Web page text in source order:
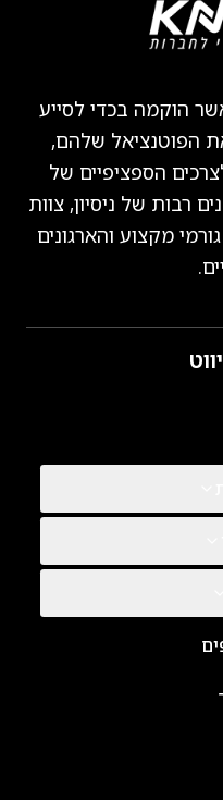
הוקמה בכדי לסייע
הפוטנציאל שלהם,
הספציפיים של
רבות של ניסיון, צוות
מקצוע והארגונים